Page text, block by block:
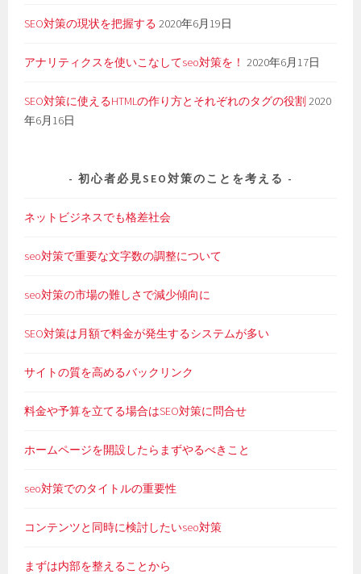
SEO対策の現状を把握する 2020年6月19日
アナリティクスを使いこなしてseo対策を！ 2020年6月17日
SEO対策に使えるHTMLの作り方とそれぞれのタグの役割2020
年6月16日
初心者必見SEO対策のことを考える
ネットビジネスでも格差社会
seo対策で重要な文字数の調整について
seo対策の市場の難しさで減少傾向に
SEO対策は月額で料金が発生するシステムが多い
サイトの質を高めるバックリンク
料金や予算を立てる場合はSEO対策に問合せ
ホームページを開設したらまずやるべきこと
seo対策でのタイトルの重要性
コンテンツと同時に検討したいseo対策
まずは内部を整えることから